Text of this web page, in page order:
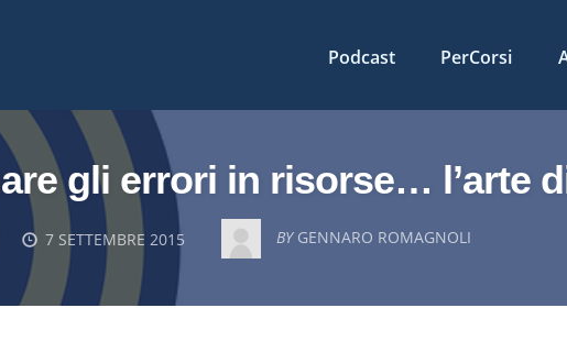
Podcast PerCorsi
gli errori in risorse… l’arte
7 SETTEMBRE 2015 BY GENNARO ROMAGNOLI